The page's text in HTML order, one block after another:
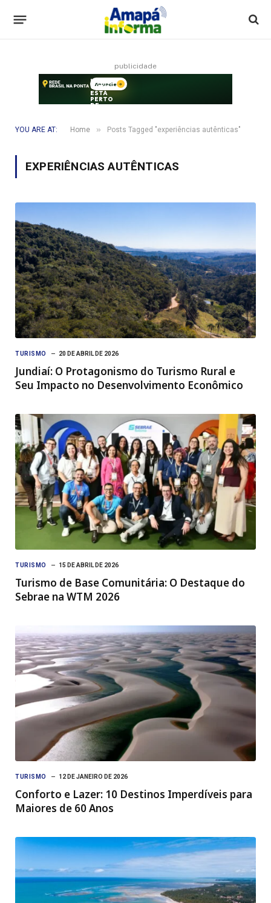
publicidade
YOU ARE AT: Home » Posts Tagged "experiências autênticas"
EXPERIÊNCIAS AUTÊNTICAS
TURISMO 20 DE ABRIL DE 2026
Jundiaí: O Protagonismo do Turismo Rural e
Seu Impacto no Desenvolvimento Econômico
TURISMO 15 DE ABRIL DE 2026
Turismo de Base Comunitária: O Destaque do
Sebrae na WTM 2026
TURISMO 12 DE JANEIRO DE 2026
Conforto e Lazer: 10 Destinos Imperdíveis para
Maiores de 60 Anos